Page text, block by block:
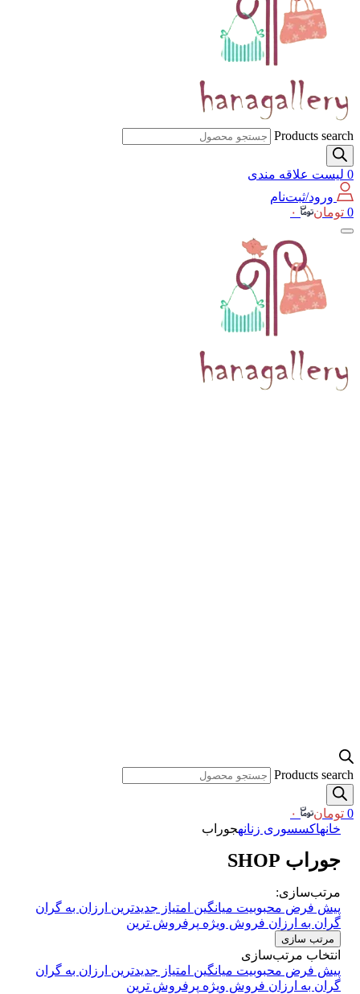
Products search
0 لیست علاقه مندی
ورود/ثبت‌نام
0 تومان
Products search
0 تومان
خانهاکسسوری زنانهجوراب
جوراب SHOP
مرتب‌سازی:
پیش فرض محبوبیت میانگین امتیاز جدیدترین ارزان به گران
گران به ارزان فروش ویژه پرفروش ترین
مرتب سازی
انتخاب مرتب‌سازی
پیش فرض محبوبیت میانگین امتیاز جدیدترین ارزان به گران
گران به ارزان فروش ویژه پرفروش ترین